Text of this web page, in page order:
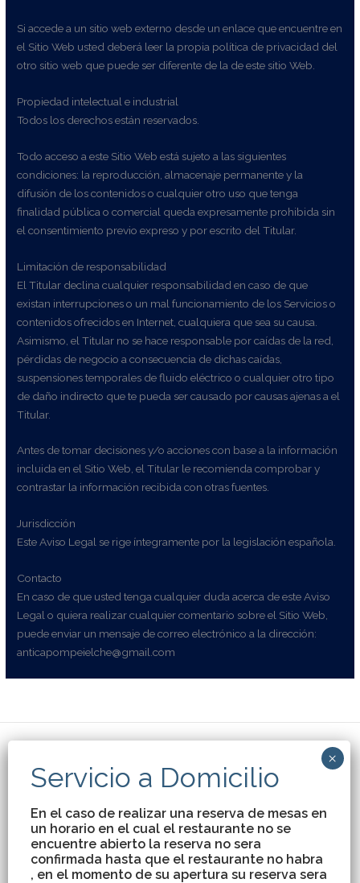
Si accede a un sitio web externo desde un enlace que encuentre en
el Sitio Web usted deberá leer la propia política de privacidad del
otro sitio web que puede ser diferente de la de este sitio Web.
Propiedad intelectual e industrial
Todos los derechos están reservados.
Todo acceso a este Sitio Web está sujeto a las siguientes
condiciones: la reproducción, almacenaje permanente y la
difusión de los contenidos o cualquier otro uso que tenga
finalidad pública o comercial queda expresamente prohibida sin
el consentimiento previo expreso y por escrito del Titular.
Limitación de responsabilidad
El Titular declina cualquier responsabilidad en caso de que
existan interrupciones o un mal funcionamiento de los Servicios o
contenidos ofrecidos en Internet, cualquiera que sea su causa.
Asimismo, el Titular no se hace responsable por caídas de la red,
pérdidas de negocio a consecuencia de dichas caídas,
suspensiones temporales de fluido eléctrico o cualquier otro tipo
de daño indirecto que te pueda ser causado por causas ajenas a el
Titular.
Antes de tomar decisiones y/o acciones con base a la información
incluida en el Sitio Web, el Titular le recomienda comprobar y
contrastar la información recibida con otras fuentes.
Jurisdicción
Este Aviso Legal se rige íntegramente por la legislación española.
Contacto
En caso de que usted tenga cualquier duda acerca de este Aviso
Legal o quiera realizar cualquier comentario sobre el Sitio Web,
puede enviar un mensaje de correo electrónico a la dirección:
anticapompeielche@gmail.com
Reserva por Teléfono
966 611 733 /661 943
En el caso de realizar una reserva de mesas en
un horario en el cual el restaurante no se
encuentre abierto la reserva no sera
confirmada hasta que el restaurante no habra
, en el momento de su apertura su reserva sera